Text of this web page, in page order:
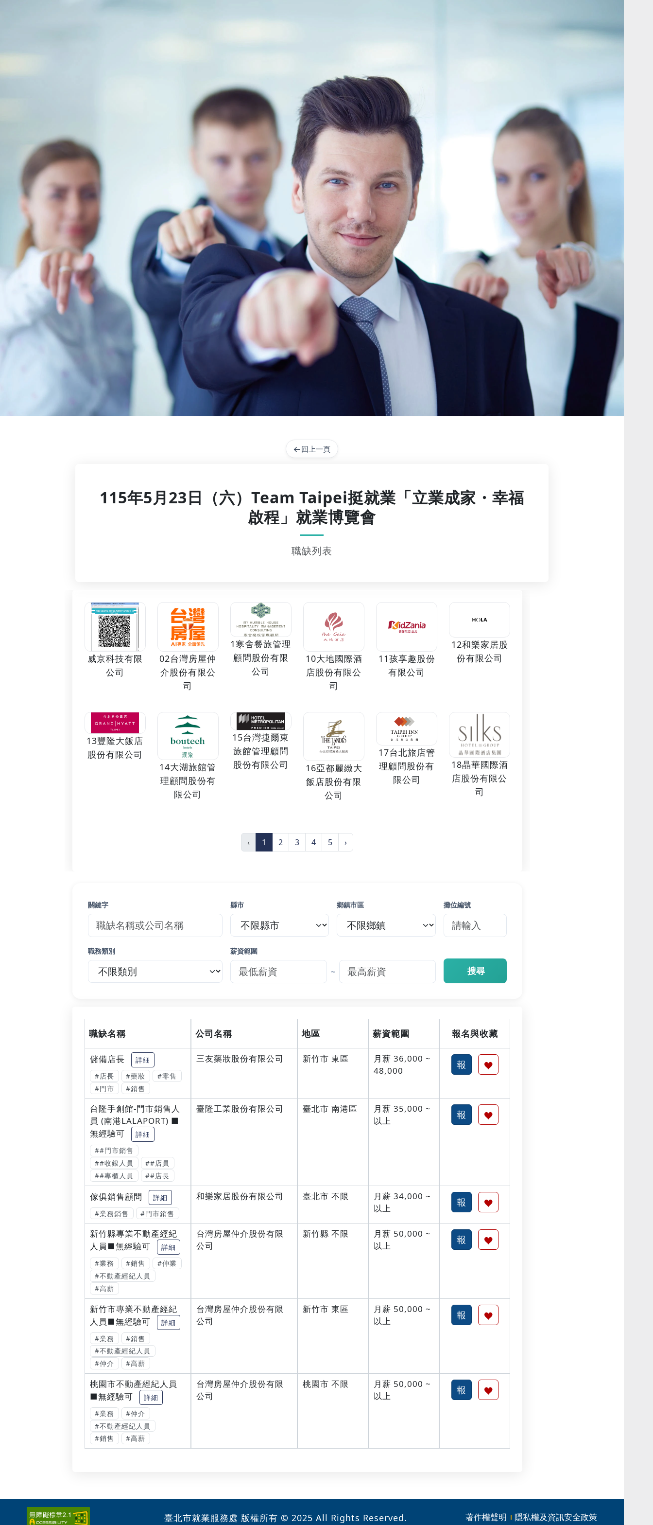
←回上一頁
115年5月23日（六）Team Taipei挺就業「立業成家・幸福
啟程」就業博覽會
職缺列表
威京科技有限
公司
02台灣房屋仲
介股份有限公
司
1寒舍餐旅管理
顧問股份有限
公司
10大地國際酒
店股份有限公
司
11孩享趣股份
有限公司
12和樂家居股
份有限公司
13豐隆大飯店
股份有限公司
14大湖旅館管
理顧問股份有
限公司
15台灣捷爾東
旅館管理顧問
股份有限公司
16亞都麗緻大
飯店股份有限
公司
17台北旅店管
理顧問股份有
限公司
18晶華國際酒
店股份有限公
司
‹ 1 2 3 4 5 ›
關鍵字 縣市 鄉鎮市區 攤位編號
職務類別 薪資範圍
~ 搜尋
職缺名稱 公司名稱 地區 薪資範圍 報名與收藏
儲備店長
詳細
#店長
#藥妝
#零售
#門市
#銷售
三友藥妝股份有限公司 新竹市 東區
月薪 36,000 ~
48,000
台隆手創館-門市銷售人
員 (南港LALAPORT) ■
無經驗可
詳細
##門市銷售
##收銀人員
##店員
##專櫃人員
##店長
臺隆工業股份有限公司 臺北市 南港區
月薪 35,000 ~
以上
傢俱銷售顧問
詳細
#業務銷售
#門市銷售
和樂家居股份有限公司 臺北市 不限
月薪 34,000 ~
以上
新竹縣專業不動產經紀
人員■無經驗可
詳細
#業務
#銷售
#仲業
#不動產經紀人員
#高薪
台灣房屋仲介股份有限
公司
新竹縣 不限
月薪 50,000 ~
以上
新竹市專業不動產經紀
人員■無經驗可
詳細
#業務
#銷售
#不動產經紀人員
#仲介
#高薪
台灣房屋仲介股份有限
公司
新竹市 東區
月薪 50,000 ~
以上
桃園市不動產經紀人員
■無經驗可
詳細
#業務
#仲介
#不動產經紀人員
#銷售
#高薪
台灣房屋仲介股份有限
公司
桃園市 不限
月薪 50,000 ~
以上
臺北市就業服務處 版權所有 © 2025 All Rights Reserved. 著作權聲明 隱私權及資訊安全政策